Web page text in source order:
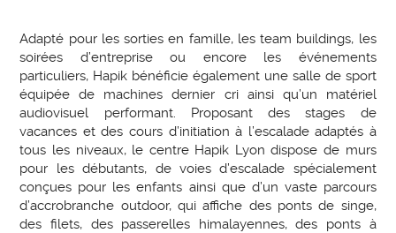
Adapté pour les sorties en famille, les team buildings, les
soirées d’entreprise ou encore les événements
particuliers, Hapik bénéficie également une salle de sport
équipée de machines dernier cri ainsi qu’un matériel
audiovisuel performant. Proposant des stages de
vacances et des cours d’initiation à l’escalade adaptés à
tous les niveaux, le centre Hapik Lyon dispose de murs
pour les débutants, de voies d’escalade spécialement
conçues pour les enfants ainsi que d’un vaste parcours
d’accrobranche outdoor, qui affiche des ponts de singe,
des filets, des passerelles himalayennes, des ponts à